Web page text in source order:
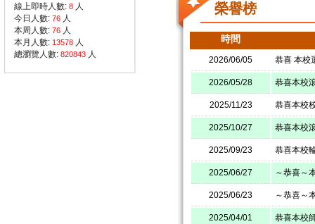
線上即時人數: 8 人
今日人數: 76 人
本周人數: 76 人
本月人數: 13578 人
總瀏覽人數: 820843 人
榮譽榜
時間
2026/06/05 恭喜 本校
2026/05/28 恭喜本校
2025/11/23 恭喜本校
2025/10/27 恭喜本校
2025/09/23 恭喜本校
2025/06/27 ～恭喜～
2025/06/23 ～恭喜～
2025/04/01 恭喜本校